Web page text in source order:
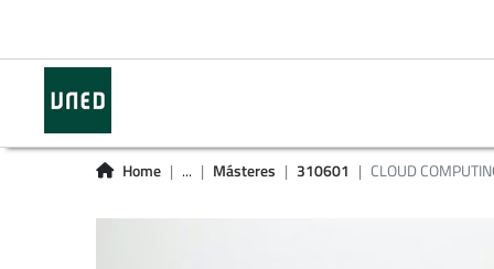
Home ... Másteres 310601 CLOUD